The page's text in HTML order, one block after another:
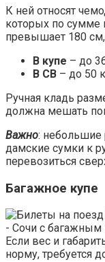
К ней относят
которых по
превышает 180 см,
В купе – до
В СВ – до 50
Ручная кладь
должна мешать
Важно: небольшие
дамские сумки к
перевозиться
Багажное купе
Если вес и
норму, требуется